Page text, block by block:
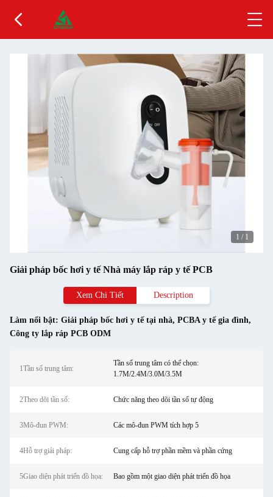
1 / 1
Giải pháp bốc hơi y tế Nhà máy lắp ráp y tế PCB
Xem Chi Tiết Description
Làm nổi bật: Giải pháp bốc hơi y tế tại nhà, PCBA y tế gia đình,
Công ty lắp ráp PCB ODM
1Tần số trung tâm:
Tần số trung tâm có thể chọn:
1.7M/2.4M/3.0M/3.5M
2Theo dõi tần số: Chức năng theo dõi tần số tự động
3Mô-đun PWM: Các mô-đun PWM tích hợp 5
4Hỗ trợ giải pháp: Cung cấp hỗ trợ phần mềm và phần cứng
5Giao diện phát triển đồ họa: Bao gồm một giao diện phát triển đồ họa